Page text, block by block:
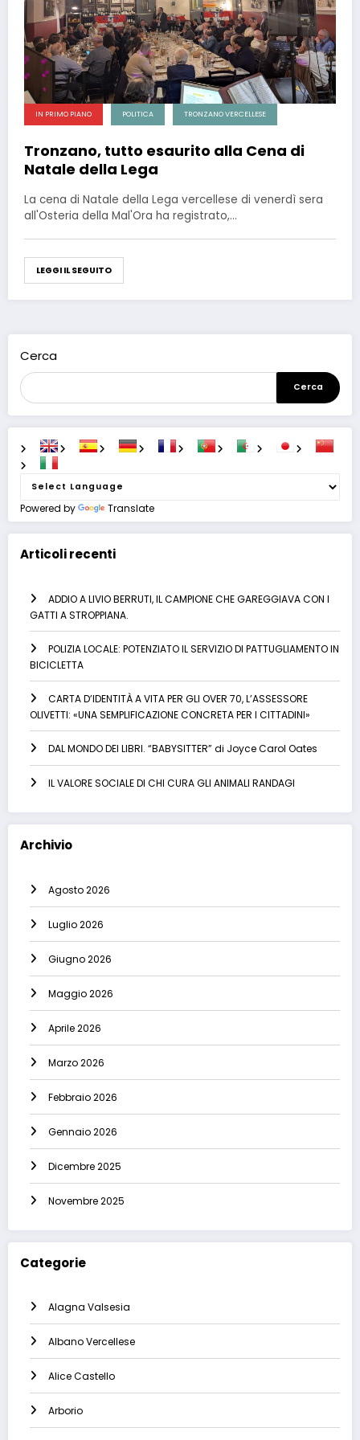
IN PRIMO PIANO POLITICA TRONZANO VERCELLESE
Tronzano, tutto esaurito alla Cena di
Natale della Lega
La cena di Natale della Lega vercellese di venerdì sera
all'Osteria della Mal'Ora ha registrato,…
LEGGI IL SEGUITO
Cerca
Cerca
Powered by Translate
Articoli recenti
ADDIO A LIVIO BERRUTI, IL CAMPIONE CHE GAREGGIAVA CON I
GATTI A STROPPIANA.
POLIZIA LOCALE: POTENZIATO IL SERVIZIO DI PATTUGLIAMENTO IN
BICICLETTA
CARTA D’IDENTITÀ A VITA PER GLI OVER 70, L’ASSESSORE
OLIVETTI: «UNA SEMPLIFICAZIONE CONCRETA PER I CITTADINI»
DAL MONDO DEI LIBRI. “BABYSITTER” di Joyce Carol Oates
IL VALORE SOCIALE DI CHI CURA GLI ANIMALI RANDAGI
Archivio
Agosto 2026
Luglio 2026
Giugno 2026
Maggio 2026
Aprile 2026
Marzo 2026
Febbraio 2026
Gennaio 2026
Dicembre 2025
Novembre 2025
Categorie
Alagna Valsesia
Albano Vercellese
Alice Castello
Arborio